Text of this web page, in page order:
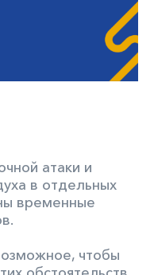
атаки и
в отдельных
временные
чтобы